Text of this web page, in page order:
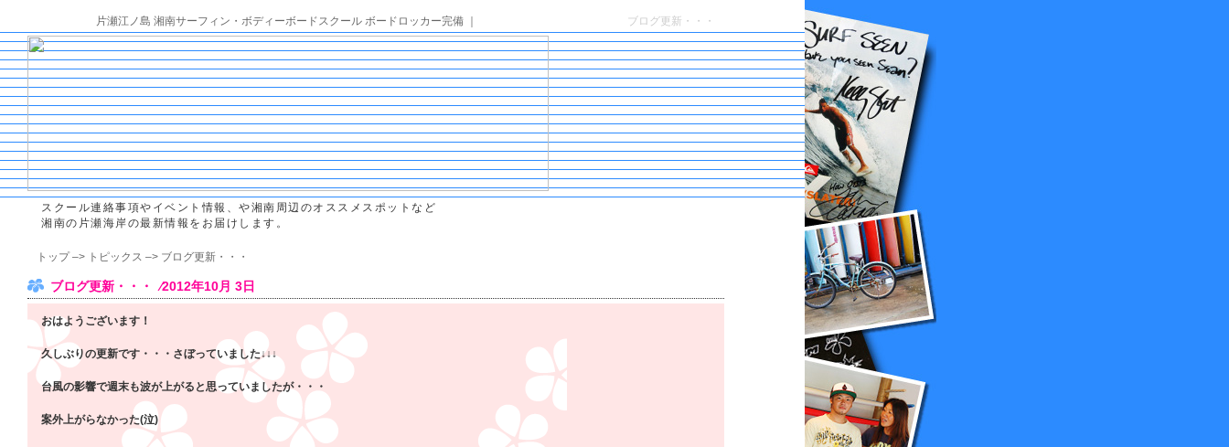
片瀬江ノ島 湘南サーフィン・ボディーボードスクール ボードロッカー完備 ｜ ブログ更新・・・
スクール連絡事項やイベント情報、や湘南周辺のオススメスポットなど
湘南の片瀬海岸の最新情報をお届けします。
トップ–> トピックス –> ブログ更新・・・
ブログ更新・・・ ⁄2012年10月 3日
おはようございます！
久しぶりの更新です・・・さぼっていました↓↓↓
台風の影響で週末も波が上がると思っていましたが・・・
案外上がらなかった(泣)